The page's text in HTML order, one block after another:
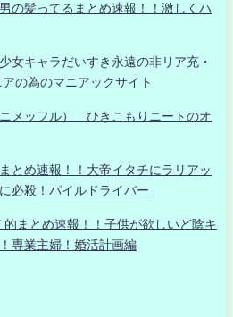
の髪ってるまとめ速報！！激しくハ
女キャラだいすき永遠の非リア充・
の為のマニアックサイト
メッフル） ひきこもりニートのオ
とめ速報！！大帝イタチにラリアッ
必殺！パイルドライバー
まとめ速報！！子供が欲しいど陰キ
専業主婦！婚活計画編